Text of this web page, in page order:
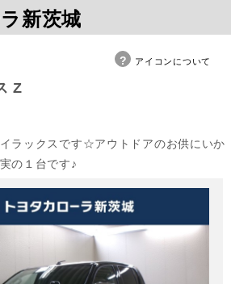
新茨城
アイコンについて
Z
ラックスです☆アウトドアのお供にいか
の１台です♪